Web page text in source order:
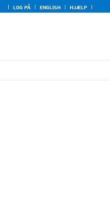
LOG PÅ ENGLISH HJÆLP